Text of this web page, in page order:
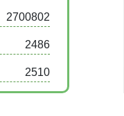
2700802
2486
2510